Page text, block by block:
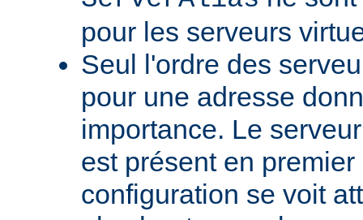
pour les serveurs
Seul l'ordre des
pour une adresse
importance. Le
est présent en
configuration se voit